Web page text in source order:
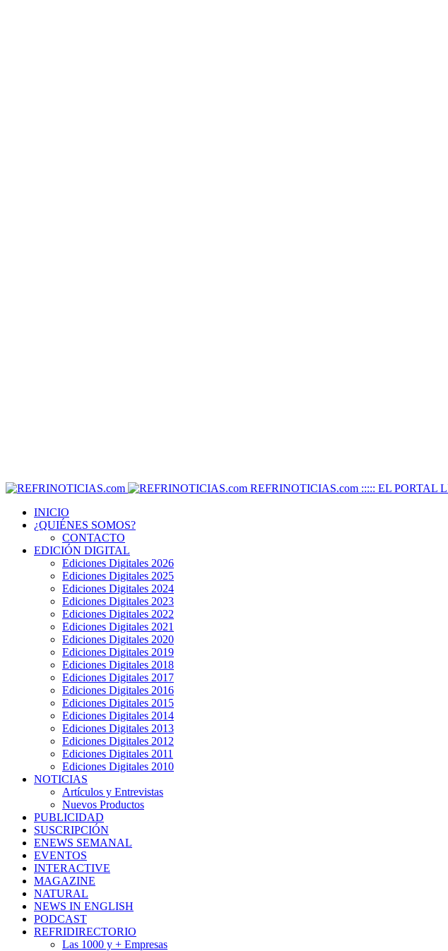
REFRINOTICIAS.com ::::: EL
INICIO
¿QUIÉNES SOMOS?
CONTACTO
EDICIÓN DIGITAL
Ediciones Digitales 2026
Ediciones Digitales 2025
Ediciones Digitales 2024
Ediciones Digitales 2023
Ediciones Digitales 2022
Ediciones Digitales 2021
Ediciones Digitales 2020
Ediciones Digitales 2019
Ediciones Digitales 2018
Ediciones Digitales 2017
Ediciones Digitales 2016
Ediciones Digitales 2015
Ediciones Digitales 2014
Ediciones Digitales 2013
Ediciones Digitales 2012
Ediciones Digitales 2011
Ediciones Digitales 2010
NOTICIAS
Artículos y Entrevistas
Nuevos Productos
PUBLICIDAD
SUSCRIPCIÓN
ENEWS SEMANAL
EVENTOS
INTERACTIVE
MAGAZINE
NATURAL
NEWS IN ENGLISH
PODCAST
REFRIDIRECTORIO
Las 1000 y + Empresas